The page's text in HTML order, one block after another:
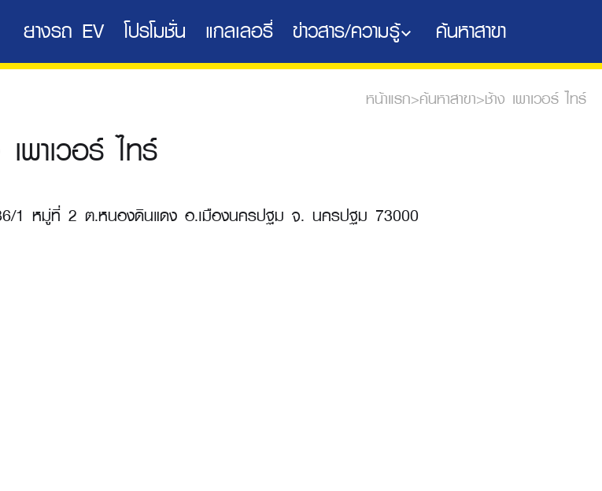
ยางรถ EV โปรโมชั่น แกลเลอรี่ ข่าวสาร/ความรู้ ค้นหาสาขา
หน้าแรก>ค้นหาสาขา>ช้าง เพาเวอร์ ไทร์
เพาเวอร์ ไทร์
1 หมู่ที่ 2 ต.หนองดินแดง อ.เมืองนครปฐม จ. นครปฐม 73000